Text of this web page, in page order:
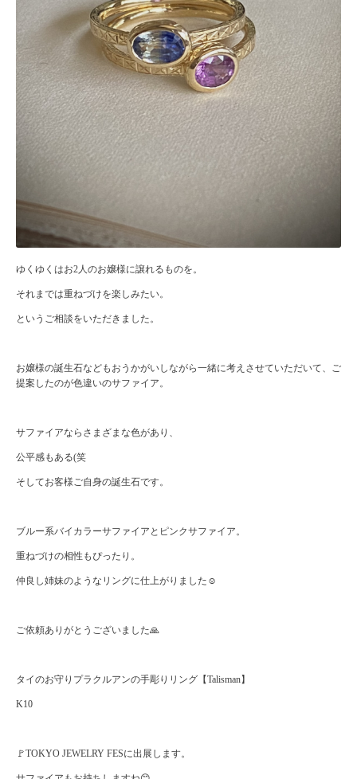
ゆくゆくはお2人のお嬢様に譲れるものを。
それまでは重ねづけを楽しみたい。
というご相談をいただきました。
お嬢様の誕生石などもおうかがいしながら一緒に考えさせていただいて、ご
提案したのが色違いのサファイア。
サファイアならさまざまな色があり、
公平感もある(笑
そしてお客様ご自身の誕生石です。
ブルー系バイカラーサファイアとピンクサファイア。
重ねづけの相性もぴったり。
仲良し姉妹のようなリングに仕上がりました☺️
ご依頼ありがとうございました🙏
タイのお守りプラクルアンの手彫りリング【Talisman】
K10
🚩TOKYO JEWELRY FESに出展します。